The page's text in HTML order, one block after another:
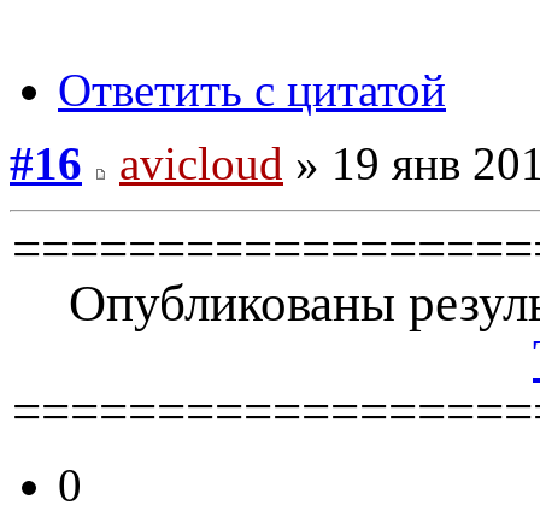
Ответить с цитатой
#16
avicloud » 19 янв
Опубликованы
0